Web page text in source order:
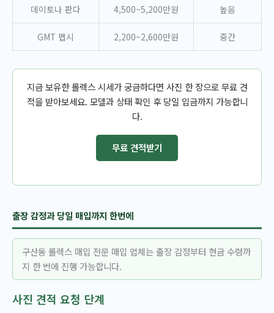
데이토나 판다 4,500~5,200만원 높음
GMT 펩시 2,200~2,600만원 중간
지금 보유한 롤렉스 시세가 궁금하다면 사진 한 장으로 무료 견
적을 받아보세요. 모델과 상태 확인 후 당일 입금까지 가능합니
다.
무료 견적받기
출장 감정과 당일 매입까지 한번에
구산동 롤렉스 매입 전문 매입 업체는 출장 감정부터 현금 수령까
지 한 번에 진행 가능합니다.
사진 견적 요청 단계